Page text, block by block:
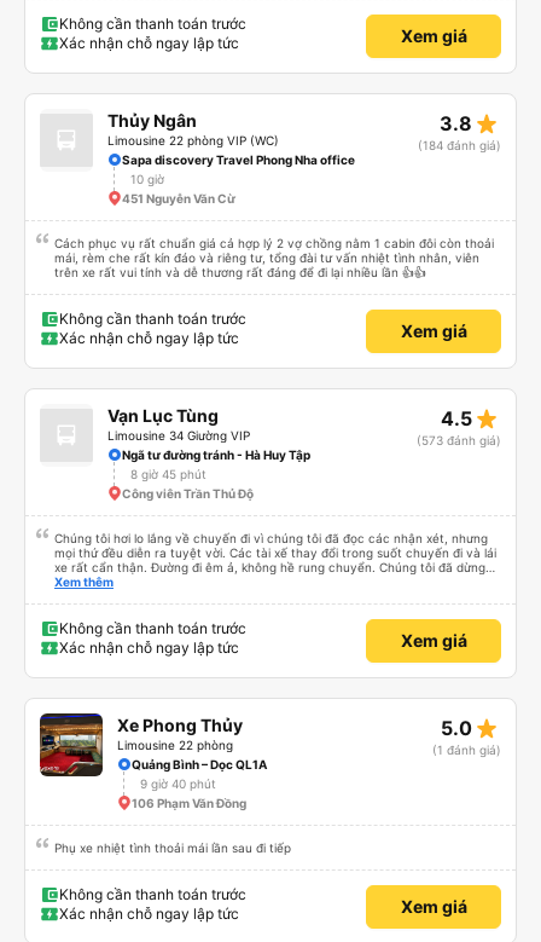
Không cần thanh toán trước
Xác nhận chỗ ngay lập tức
Xem giá
Thủy Ngân
Limousine 22 phòng VIP (WC)
3.8 star_rate
(184 đánh giá)
Sapa discovery Travel Phong Nha office
10 giờ
451 Nguyễn Văn Cừ
Cách phục vụ rất chuẩn giá cả hợp lý 2 vợ chồng nằm 1 cabin đôi còn thoải
mái, rèm che rất kín đáo và riêng tư, tổng đài tư vấn nhiệt tình nhân, viên
trên xe rất vui tính và dễ thương rất đáng để đi lại nhiều lần 👍👍
Không cần thanh toán trước
Xác nhận chỗ ngay lập tức
Xem giá
Vạn Lục Tùng
Limousine 34 Giường VIP
4.5 star_rate
(573 đánh giá)
Ngã tư đường tránh - Hà Huy Tập
8 giờ 45 phút
Công viên Trần Thủ Độ
Chúng tôi hơi lo lắng về chuyến đi vì chúng tôi đã đọc các nhận xét, nhưng
mọi thứ đều diễn ra tuyệt vời. Các tài xế thay đổi trong suốt chuyến đi và lái
xe rất cẩn thận. Đường đi êm ả, không hề rung chuyển. Chúng tôi đã dừng
đủ số lần để đi vệ sinh và dừng lại để ăn tối. Nhìn chung, ghế ngồi có thể hơi
Xem thêm
Không cần thanh toán trước
Xác nhận chỗ ngay lập tức
Xem giá
Xe Phong Thủy
Limousine 22 phòng
5.0 star_rate
(1 đánh giá)
Quảng Bình – Dọc QL1A
9 giờ 40 phút
106 Phạm Văn Đồng
Phụ xe nhiệt tình thoải mái lần sau đi tiếp
Không cần thanh toán trước
Xác nhận chỗ ngay lập tức
Xem giá